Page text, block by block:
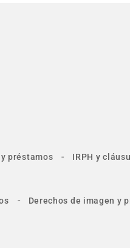
préstamos - IRPH y
- Derechos de imagen y